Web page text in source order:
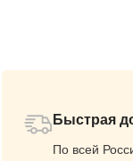
Быстрая
По всей